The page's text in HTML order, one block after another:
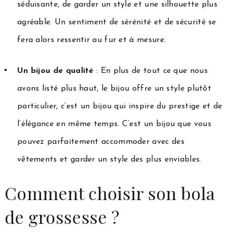
séduisante, de garder un style et une silhouette plus
agréable. Un sentiment de sérénité et de sécurité se
fera alors ressentir au fur et à mesure.
Un bijou de qualité: En plus de tout ce que nous
avons listé plus haut, le bijou offre un style plutôt
particulier, c’est un bijou qui inspire du prestige et de
l’élégance en même temps. C’est un bijou que vous
pouvez parfaitement accommoder avec des
vêtements et garder un style des plus enviables.
Comment choisir son bola
de grossesse ?